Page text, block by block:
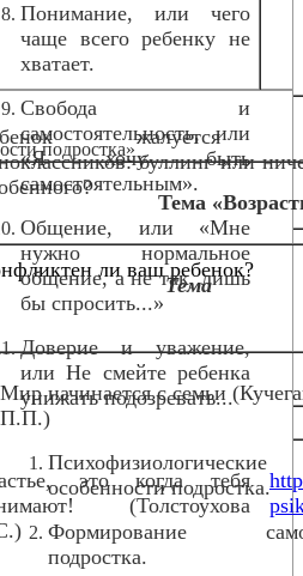
жалуется
буллинг или
о
ли ваш ребенок?
Понимание, или чего
чаще всего ребенку не
хватает.
Свобода и
самостоятельность, или
«Я хочу быть
самостоятельным».
Общение, или «Мне
нужно нормальное
общение, а не так, лишь
бы спросить...»
Доверие и уважение,
или Не смейте ребенка
унижать подозревать...
это когда тебя
(Толстоухова
подростка»
Тема
Тема
Мир начинается с семьи
П.П.)
Психофизиологические
особенности подростка.
Формирование
подростка.